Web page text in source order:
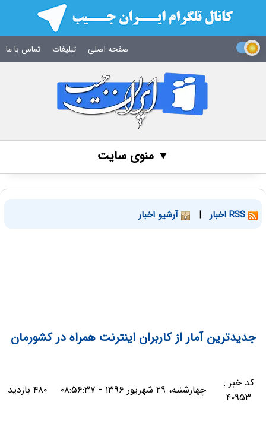
صفحه اصلی تبلیغات تماس با ما
▼ منوی سایت
| آرشیو اخبار
جدیدترین آمار از کاربران اینترنت همراه در کشورمان
کد خبر :
۴۰۹۵۳
چهارشنبه، ۲۹ شهریور ۱۳۹۶ - ۰۸:۵۶:۳۷ ۴۸۰ بازدید